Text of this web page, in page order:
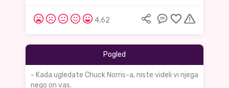
4,62
Pogled
- Kada ugledate Chuck Norris-a, niste videli vi njega
nego on vas.